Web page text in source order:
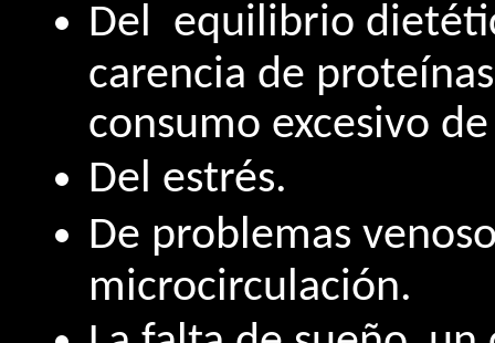
Del equilibrio
carencia de
consumo excesivo
Del estrés.
De problemas
microcirculación.